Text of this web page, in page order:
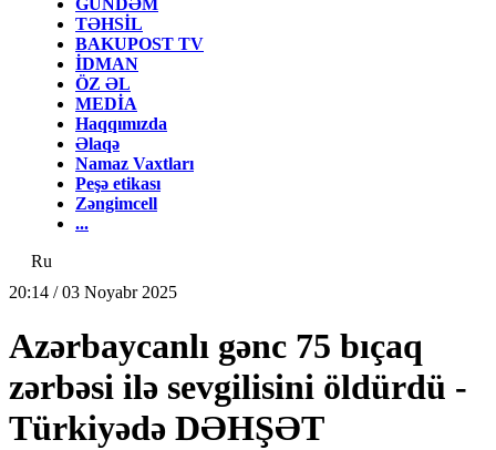
GÜNDƏM
TƏHSİL
BAKUPOST TV
İDMAN
ÖZ ƏL
MEDİA
Haqqımızda
Əlaqə
Namaz Vaxtları
Peşə etikası
Zəngimcell
...
Ru
20:14 / 03 Noyabr 2025
Azərbaycanlı gənc 75 bıçaq
zərbəsi ilə sevgilisini öldürdü -
Türkiyədə DƏHŞƏT